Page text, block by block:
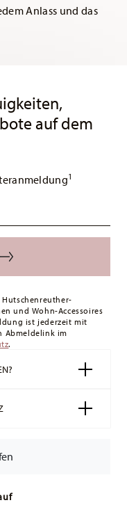
Anlass und das
auf dem
1
und Wohn-Accessoires
ist jederzeit mit
Abmeldelink im
.